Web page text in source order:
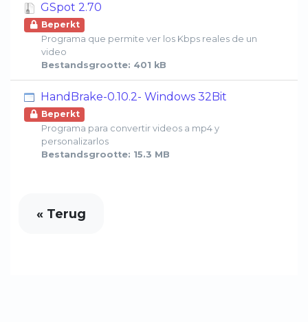
GSpot 2.70
Beperkt
Programa que permite ver los Kbps reales de un
video
Bestandsgrootte: 401 kB
HandBrake-0.10.2- Windows 32Bit
Beperkt
Programa para convertir videos a mp4 y
personalizarlos
Bestandsgrootte: 15.3 MB
« Terug